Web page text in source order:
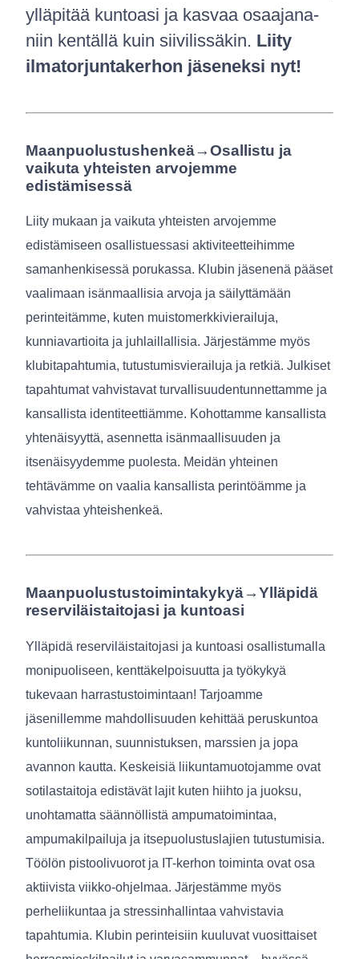
ylläpitää kuntoasi ja kasvaa osaajana-
niin kentällä kuin siivilissäkin. Liity
ilmatorjuntakerhon jäseneksi nyt!
Maanpuolustushenkeä→Osallistu ja
vaikuta yhteisten arvojemme
edistämisessä
Liity mukaan ja vaikuta yhteisten arvojemme
edistämiseen osallistuessasi aktiviteetteihimme
samanhenkisessä porukassa. Klubin jäsenenä pääset
vaalimaan isänmaallisia arvoja ja säilyttämään
perinteitämme, kuten muistomerkkivierailuja,
kunniavartioita ja juhlaillallisia. Järjestämme myös
klubitapahtumia, tutustumisvierailuja ja retkiä. Julkiset
tapahtumat vahvistavat turvallisuudentunnettamme ja
kansallista identiteettiämme. Kohottamme kansallista
yhtenäisyyttä, asennetta isänmaallisuuden ja
itsenäisyydemme puolesta. Meidän yhteinen
tehtävämme on vaalia kansallista perintöämme ja
vahvistaa yhteishenkeä.
Maanpuolustustoimintakykyä→Ylläpidä
reserviläistaitojasi ja kuntoasi
Ylläpidä reserviläistaitojasi ja kuntoasi osallistumalla
monipuoliseen, kenttäkelpoisuutta ja työkykyä
tukevaan harrastustoimintaan! Tarjoamme
jäsenillemme mahdollisuuden kehittää peruskuntoa
kuntoliikunnan, suunnistuksen, marssien ja jopa
avannon kautta. Keskeisiä liikuntamuotojamme ovat
sotilastaitoja edistävät lajit kuten hiihto ja juoksu,
unohtamatta säännöllistä ampumatoimintaa,
ampumakilpailuja ja itsepuolustuslajien tutustumisia.
Töölön pistoolivuorot ja IT-kerhon toiminta ovat osa
aktiivista viikko-ohjelmaa. Järjestämme myös
perheliikuntaa ja stressinhallintaa vahvistavia
tapahtumia. Klubin perinteisiin kuuluvat vuosittaiset